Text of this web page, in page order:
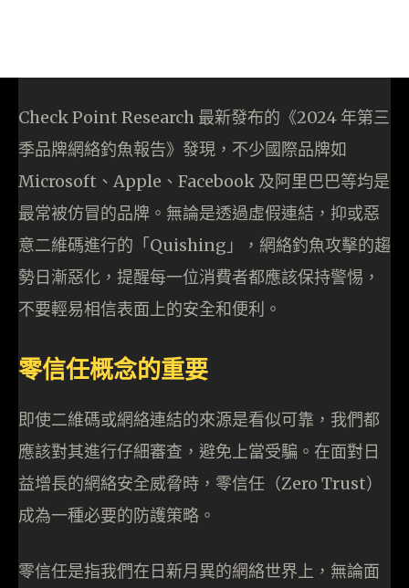
Check Point Research 最新發布的《2024 年第三
季品牌網絡釣魚報告》發現，不少國際品牌如
Microsoft、Apple、Facebook 及阿里巴巴等均是
最常被仿冒的品牌。無論是透過虛假連結，抑或惡
意二維碼進行的「Quishing」，網絡釣魚攻擊的趨
勢日漸惡化，提醒每一位消費者都應該保持警惕，
不要輕易相信表面上的安全和便利。
零信任概念的重要
即使二維碼或網絡連結的來源是看似可靠，我們都
應該對其進行仔細審查，避免上當受騙。在面對日
益增長的網絡安全威脅時，零信任（Zero Trust）
成為一種必要的防護策略。
零信任是指我們在日新月異的網絡世界上，無論面